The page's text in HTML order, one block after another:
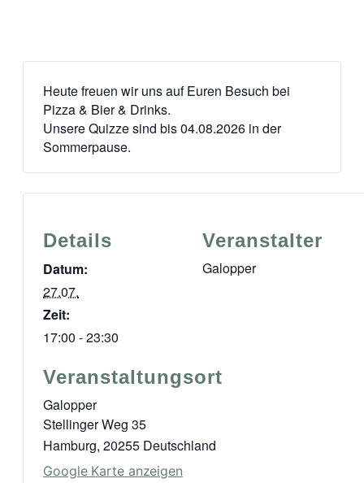
Heute freuen wir uns auf Euren Besuch bei
Pizza & Bier & Drinks.
Unsere Quizze sind bis 04.08.2026 in der
Sommerpause.
Details
Datum:
27.07.
Zeit:
17:00 - 23:30
Veranstaltungsort
Galopper
Stellinger Weg 35
Hamburg, 20255 Deutschland
Google Karte anzeigen
Veranstalter
Galopper